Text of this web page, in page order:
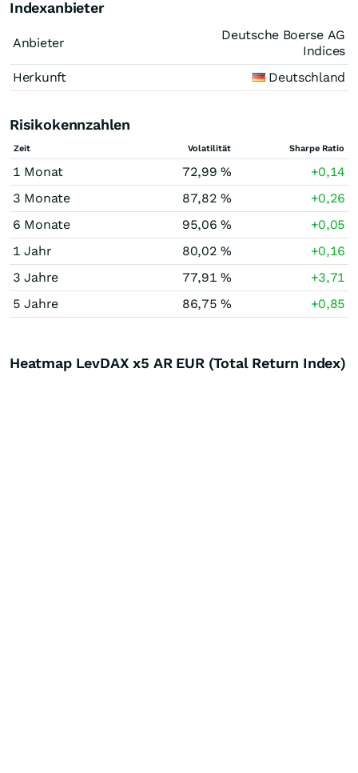
Indexanbieter
Anbieter
Deutsche Boerse AG
Indices
Herkunft
Deutschland
Risikokennzahlen
Zeit Volatilität Sharpe Ratio
1 Monat 72,99 %
+0,14
3 Monate
87,82 %
+0,26
6 Monate
95,06 %
+0,05
1 Jahr
80,02 %
+0,16
3 Jahre
77,91 %
+3,71
5 Jahre
86,75 % +0,85
Heatmap LevDAX x5 AR EUR (Total Return Index)